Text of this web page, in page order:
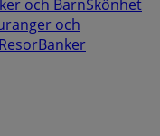
och BarnSkönhet
och
ResorBanker